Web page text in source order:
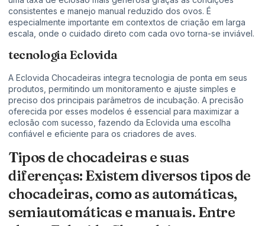
consistentes e manejo manual reduzido dos ovos. É
especialmente importante em contextos de criação em larga
escala, onde o cuidado direto com cada ovo torna-se inviável.
tecnologia Eclovida
A Eclovida Chocadeiras integra tecnologia de ponta em seus
produtos, permitindo um monitoramento e ajuste simples e
preciso dos principais parâmetros de incubação. A precisão
oferecida por esses modelos é essencial para maximizar a
eclosão com sucesso, fazendo da Eclovida uma escolha
confiável e eficiente para os criadores de aves.
Tipos de chocadeiras e suas
diferenças: Existem diversos tipos de
chocadeiras, como as automáticas,
semiautomáticas e manuais. Entre